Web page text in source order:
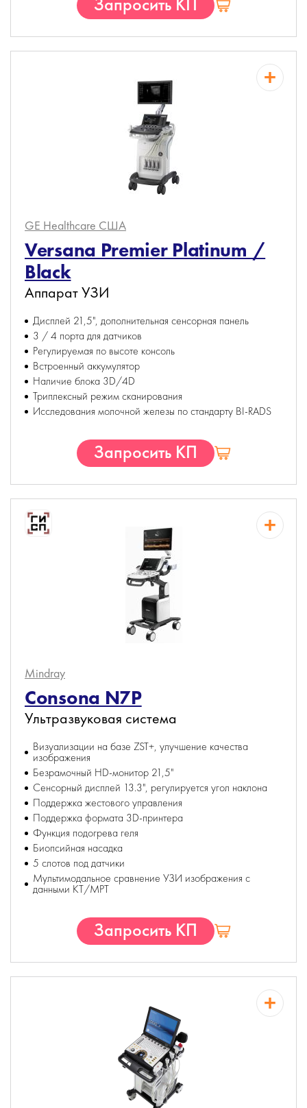
GE Healthcare США
Versana Premier Platinum /
Black
Аппарат УЗИ
Дисплей 21,5", дополнительная сенсорная панель
3 / 4 порта для датчиков
Регулируемая по высоте консоль
Встроенный аккумулятор
Наличие блока 3D/4D
Триплексный режим сканирования
Исследования молочной железы по стандарту BI-RADS
Запросить КП
Mindray
Consona N7P
Ультразвуковая система
Визуализации на базе ZST+, улучшение качества
изображения
Безрамочный HD-монитор 21,5"
Сенсорный дисплей 13.3", регулируется угол наклона
Поддержка жестового управления
Поддержка формата 3D-принтера
Функция подогрева геля
Биопсийная насадка
5 слотов под датчики
Мультимодальное сравнение УЗИ изображения с
данными КТ/МРТ
Запросить КП